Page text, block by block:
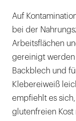
Auf
bei der
Arbeitsflächen
gereinigt werden
Backblech und
Klebereiweiß
empfiehlt es
glutenfreien